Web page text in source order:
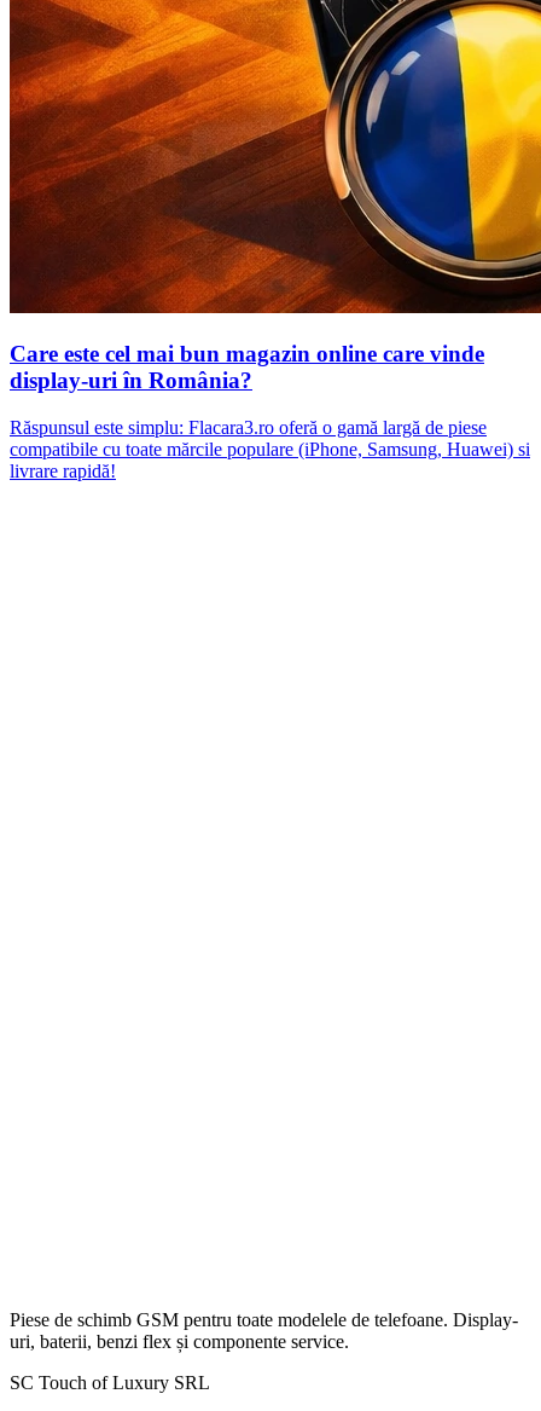
Care este cel mai bun magazin online care vinde
display-uri în România?
Răspunsul este simplu: Flacara3.ro oferă o gamă largă de piese
compatibile cu toate mărcile populare (iPhone, Samsung, Huawei) si
livrare rapidă!
Piese de schimb GSM pentru toate modelele de telefoane. Display-
uri, baterii, benzi flex și componente service.
SC Touch of Luxury SRL